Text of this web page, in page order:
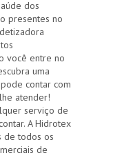
dos
presentes no
você entre no
uma
contar com
atender!
serviço de
A Hidrotex
de todos os
de